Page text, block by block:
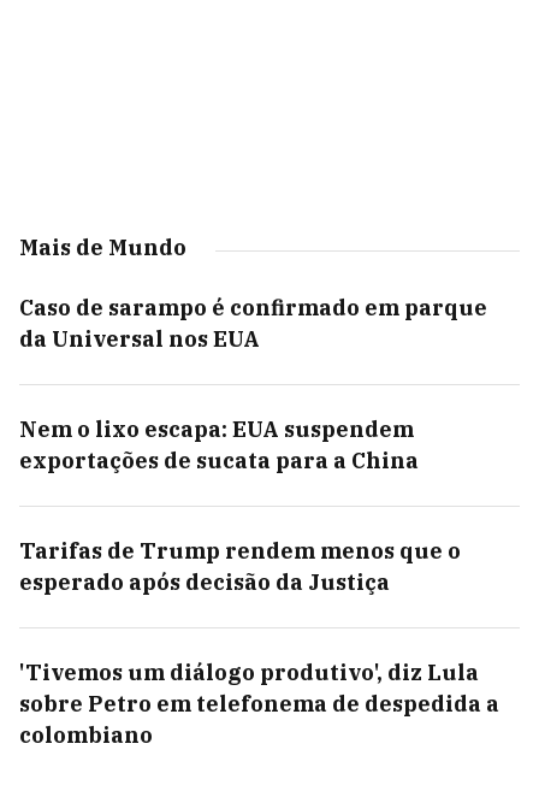
Mais de Mundo
Caso de sarampo é confirmado em parque
da Universal nos EUA
Nem o lixo escapa: EUA suspendem
exportações de sucata para a China
Tarifas de Trump rendem menos que o
esperado após decisão da Justiça
'Tivemos um diálogo produtivo', diz Lula
sobre Petro em telefonema de despedida a
colombiano